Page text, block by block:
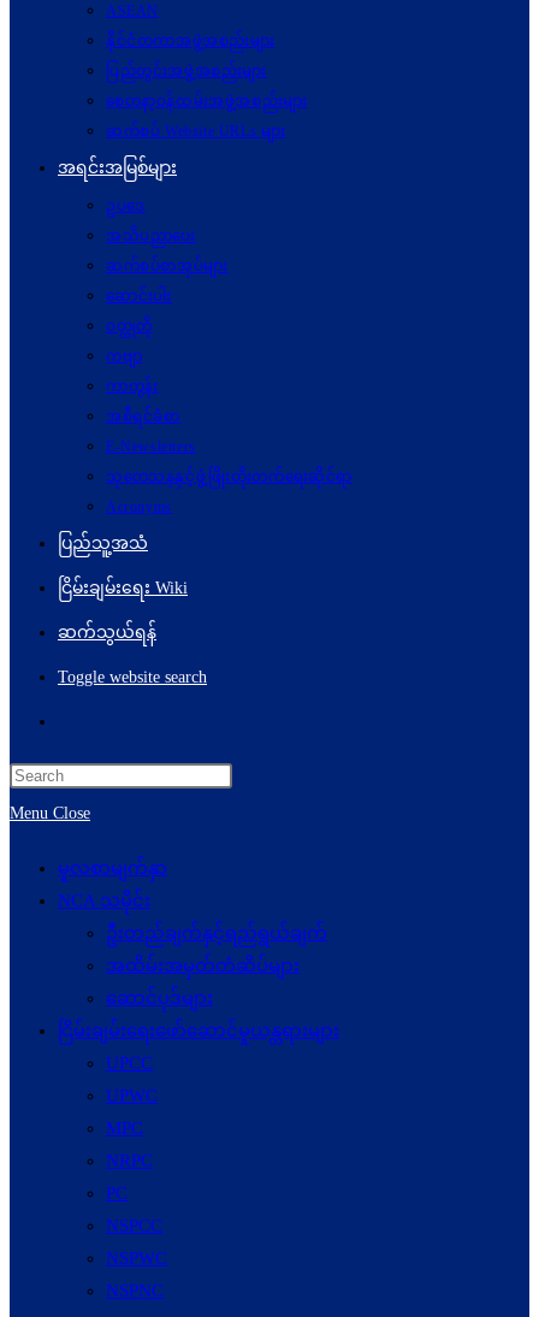
ASEAN
နိုင်ငံတကာအဖွဲ့အစည်းများ
ပြည်တွင်းအဖွဲ့အစည်းများ
စေတနာ့ဝန်ထမ်းအဖွဲ့အစည်းများ
ဆက်စပ် Website URLs များ
အရင်းအမြစ်များ
ဥပဒေ
အသိပညာပေး
ဆက်စပ်စာအုပ်များ
ဆောင်းပါး
ဝတ္ထုတို
ကဗျာ
ကာတွန်း
အစီရင်ခံစာ
E-Newsletters
သုတေသနနှင့်ဖွံ့ဖြိုးတိုးတက်ရေးဆိုင်ရာ
Acronyms
ပြည်သူ့အသံ
ငြိမ်းချမ်းရေး Wiki
ဆက်သွယ်ရန်
Toggle website search
Menu Close
မူလစာမျက်နှာ
NCA သမိုင်း
ဦးတည်ချက်နှင့်ရည်ရွယ်ချက်
အထိမ်းအမှတ်တံဆိပ်များ
ဆောင်ပုဒ်များ
ငြိမ်းချမ်းရေးဖော်‌ဆောင်မှုယန္တရားများ
UPCC
UPWC
MPC
NRPC
PC
NSPCC
NSPWC
NSPNC